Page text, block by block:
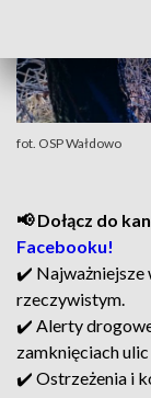
fot. OSP Wałdowo
📢 Dołącz do
Facebooku!
✔️ Najważniejsze
rzeczywistym.
✔️ Alerty
zamknięciach
✔️ Ostrzeżenia i